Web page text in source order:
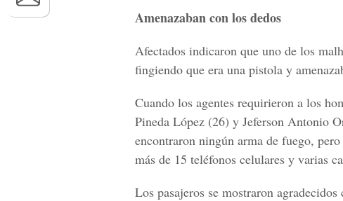
Amenazaban con los dedos
Afectados indicaron que uno de los
fingiendo que era una pistola y
Cuando los agentes requirieron a los
Pineda López (26) y Jeferson Antonio
encontraron ningún arma de fuego,
más de 15 teléfonos celulares y varias
Los pasajeros se mostraron